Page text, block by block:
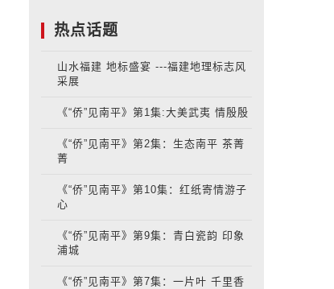
热点话题
山水福建 地标盛宴 ---福建地理标志风
采展
《“侨”见南平》第1集:大美武夷 情殷殷
《“侨”见南平》第2集：生态南平 茶菁
菁
《“侨”见南平》第10集：红纸寄情游子
心
《“侨”见南平》第9集：青白瓷韵 印象
浦城
《“侨”见南平》第7集：一片叶 千里香